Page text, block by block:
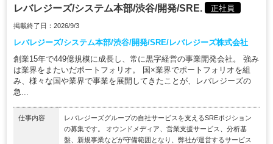
レバレジーズ/システム本部/渋谷/開発/SRE. 正社員
掲載終了日：2026/9/3
レバレジーズ/システム本部/渋谷/開発/SRE/レバレジーズ株式会社
創業15年で449億規模に成長し、常に黒字経営の事業開発会社。 強み
は業界をまたいだポートフォリオ。 国×業界でポートフォリオを組
み、様々な国や業界で事業を展開してきたことが、レバレジーズの
急...
仕事内容
レバレジーズグループの自社サービスを支えるSREポジション
の募集です。 オウンドメディア、営業支援サービス、分析基
盤、新規事業などが守備範囲となり、弊社が運営するサービス